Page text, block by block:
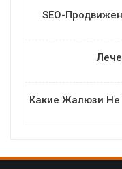
SEO-
Какие Жалюзи Не